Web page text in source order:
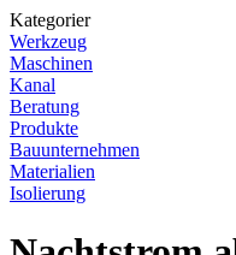
Kategorier
Werkzeug
Maschinen
Kanal
Beratung
Produkte
Bauunternehmen
Materialien
Isolierung